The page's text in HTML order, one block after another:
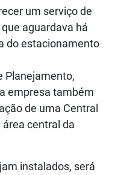
um serviço de
aguardava há
do estacionamento
Planejamento,
empresa também
de uma Central
central da
instalados, será